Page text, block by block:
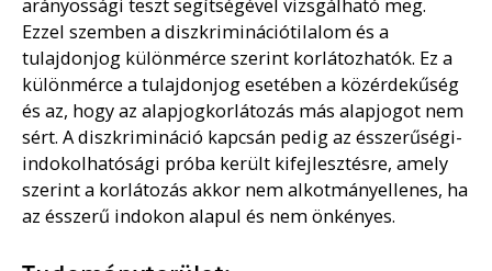
arányossági teszt segítségével vizsgálható meg.
Ezzel szemben a diszkriminációtilalom és a
tulajdonjog különmérce szerint korlátozhatók. Ez a
különmérce a tulajdonjog esetében a közérdekűség
és az, hogy az alapjogkorlátozás más alapjogot nem
sért. A diszkrimináció kapcsán pedig az ésszerűségi-
indokolhatósági próba került kifejlesztésre, amely
szerint a korlátozás akkor nem alkotmányellenes, ha
az ésszerű indokon alapul és nem önkényes.